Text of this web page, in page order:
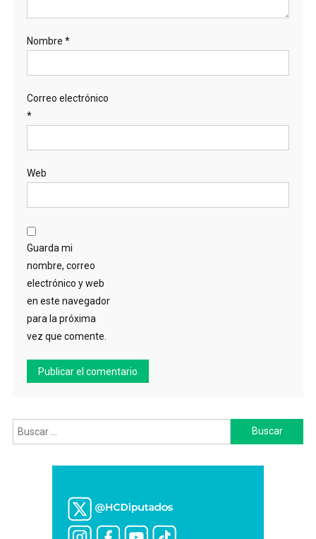
Nombre *
Correo electrónico
*
Web
Guarda mi
nombre, correo
electrónico y web
en este navegador
para la próxima
vez que comente.
Buscar: